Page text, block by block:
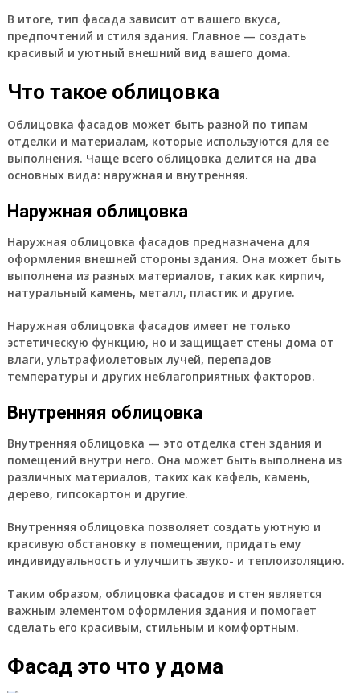
В итоге, тип фасада зависит от вашего вкуса,
предпочтений и стиля здания. Главное — создать
красивый и уютный внешний вид вашего дома.
Что такое облицовка
Облицовка фасадов может быть разной по типам
отделки и материалам, которые используются для ее
выполнения. Чаще всего облицовка делится на два
основных вида: наружная и внутренняя.
Наружная облицовка
Наружная облицовка фасадов предназначена для
оформления внешней стороны здания. Она может быть
выполнена из разных материалов, таких как кирпич,
натуральный камень, металл, пластик и другие.
Наружная облицовка фасадов имеет не только
эстетическую функцию, но и защищает стены дома от
влаги, ультрафиолетовых лучей, перепадов
температуры и других неблагоприятных факторов.
Внутренняя облицовка
Внутренняя облицовка — это отделка стен здания и
помещений внутри него. Она может быть выполнена из
различных материалов, таких как кафель, камень,
дерево, гипсокартон и другие.
Внутренняя облицовка позволяет создать уютную и
красивую обстановку в помещении, придать ему
индивидуальность и улучшить звуко- и теплоизоляцию.
Таким образом, облицовка фасадов и стен является
важным элементом оформления здания и помогает
сделать его красивым, стильным и комфортным.
Фасад это что у дома